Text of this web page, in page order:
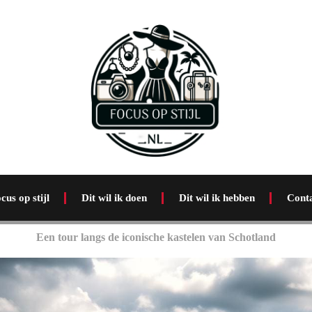
op stijl Dit wil ik doen Dit wil ik hebben
Een tour langs de iconische kastelen van Schotland